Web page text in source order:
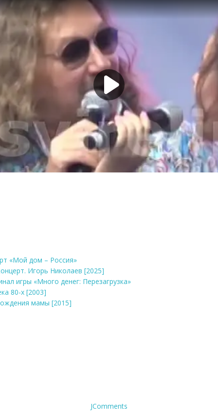
«Мой дом – Россия»
Игорь Николаев [2025]
игры «Много денег: Перезагрузка»
80-х [2003]
мамы [2015]
JComments